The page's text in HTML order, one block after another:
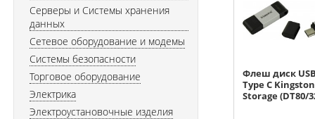
Флеш диск
Type C
Storage (DT80/
Серверы и Системы хранения
данных
Сетевое оборудование и модемы
Системы безопасности
Торговое оборудование
Электрика
Электроустановочные изделия